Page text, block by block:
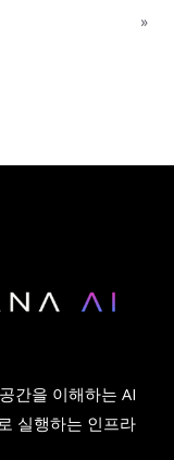
»
공간을 이해하는 AI
실행하는 인프라